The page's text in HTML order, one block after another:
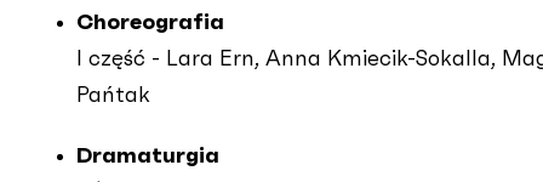
Choreografia
I część - Lara Ern, Anna Kmiecik-Sokalla,
Pańtak
Dramaturgia